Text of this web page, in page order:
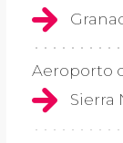
Aeroporto
Sierra